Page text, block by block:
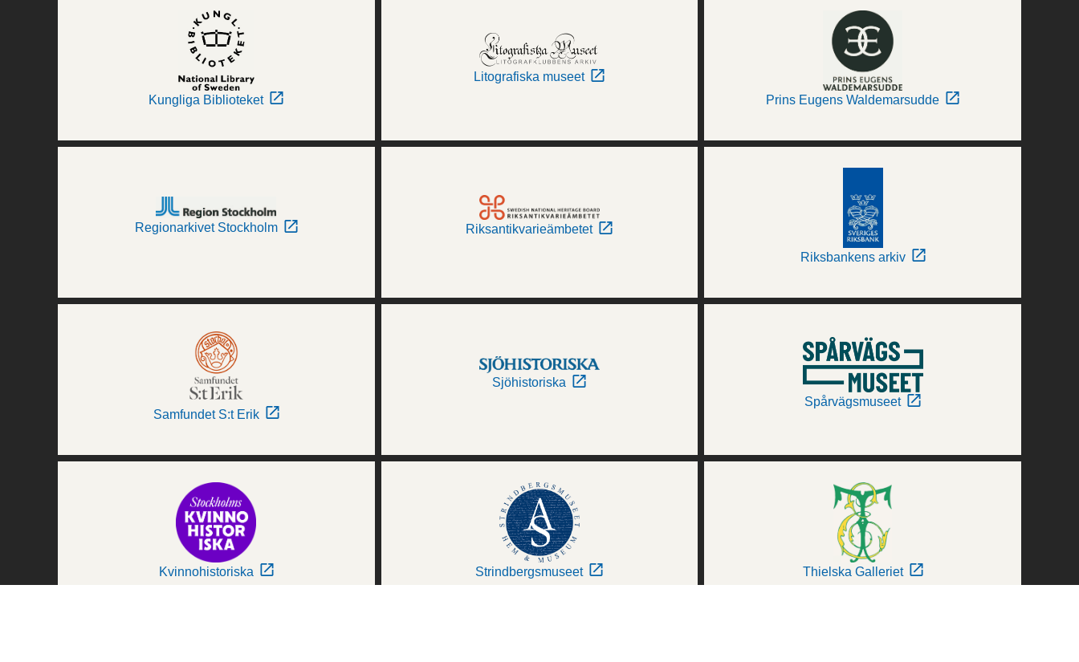
Kungliga Biblioteket
Litografiska museet
Prins Eugens Waldemarsudde
Regionarkivet Stockholm Riksantikvarieämbetet
Riksbankens arkiv
Samfundet S:t Erik
Sjöhistoriska
Spårvägsmuseet
Kvinnohistoriska Strindbergsmuseet Thielska Galleriet